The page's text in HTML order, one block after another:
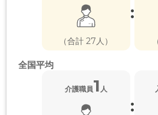
（合計 27人）
:
全国平均
介護職員1 人
: